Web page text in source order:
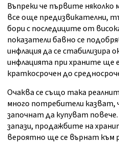
Въпреки че първите няколко
все още предизвикателни,
бори с последиците от
показатели бавно се
инфлация да се стабилизира
инфлацията при храните ще
краткосрочен до
Очаква се също така
много потребители казват,
започнат да купуват
запази, продажбите на
вероятно ще се върнат към